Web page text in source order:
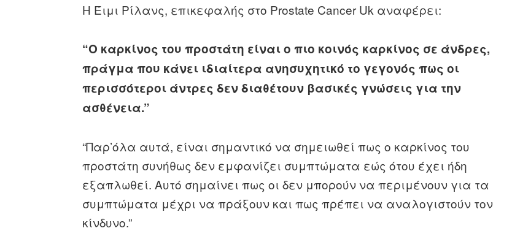
Η Έιμι Ρίλανς, επικεφαλής στο Prostate Cancer Uk αναφέρει:
“Ο καρκίνος του προστάτη είναι ο πιο κοινός καρκίνος σε άνδρες,
πράγμα που κάνει ιδιαίτερα ανησυχητικό το γεγονός πως οι
περισσότεροι άντρες δεν διαθέτουν βασικές γνώσεις για την
ασθένεια.”
“Παρ’όλα αυτά, είναι σημαντικό να σημειωθεί πως ο καρκίνος του
προστάτη συνήθως δεν εμφανίζει συμπτώματα εώς ότου έχει ήδη
εξαπλωθεί. Αυτό σημαίνει πως οι δεν μπορούν να περιμένουν για τα
συμπτώματα μέχρι να πράξουν και πως πρέπει να αναλογιστούν τον
κίνδυνο.”